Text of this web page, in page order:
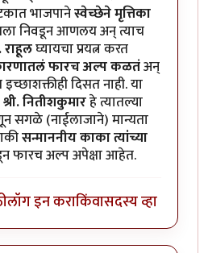
भाजपानेस्वेच्छेने मृत्तिका
निवडून आणलय अन् त्याच
राहूलघ्यायचा प्रयत्न करत
फारच अल्प कळतंअन्
दिसत नाही. या
नितीशकुमारहे त्यातल्या
सगळे (नाईलाजाने) मान्यता
सन्माननीय काका त्यांच्या
फारच अल्प अपेक्षा आहेत.
लॉग इन कराकिंवासदस्य व्हा